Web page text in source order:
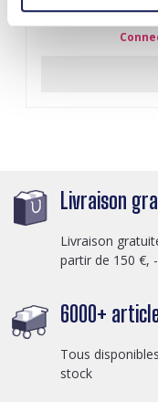
Livraison
Livraison
partir de 150 €,
6000+
Tous
stock